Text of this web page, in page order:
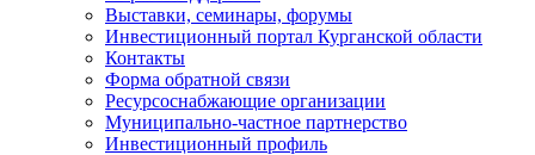
Выставки, семинары, форумы
Инвестиционный портал Курганской области
Контакты
Форма обратной связи
Ресурсоснабжающие организации
Муниципально-частное партнерство
Инвестиционный профиль